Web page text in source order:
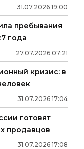
31.07.2026 19:00
пребывания
года
27.07.2026 07:21
кризис: в
31.07.2026 17:04
готовят
продавцов
31.07.2026 17:08